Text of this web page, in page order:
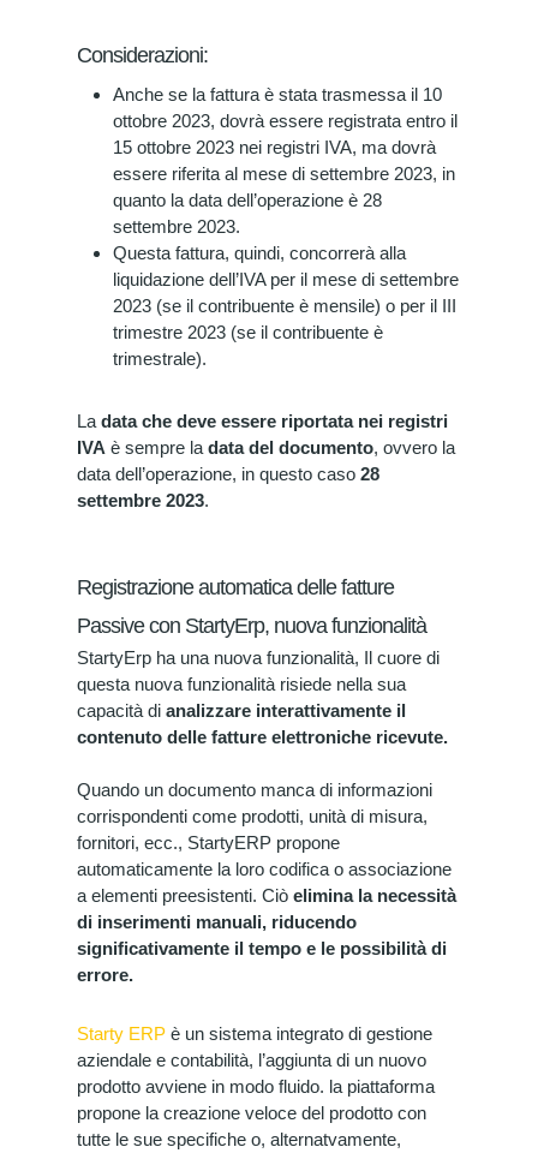
Considerazioni:
Anche se la fattura è stata trasmessa il 10
ottobre 2023, dovrà essere registrata entro il
15 ottobre 2023 nei registri IVA, ma dovrà
essere riferita al mese di settembre 2023, in
quanto la data dell’operazione è 28
settembre 2023.
Questa fattura, quindi, concorrerà alla
liquidazione dell’IVA per il mese di settembre
2023 (se il contribuente è mensile) o per il III
trimestre 2023 (se il contribuente è
trimestrale).
Ladata che deve essere riportata nei registri
IVA è sempre ladata del documento, ovvero la
data dell’operazione, in questo caso28
settembre 2023.
Registrazione automatica delle fatture
Passive con StartyErp, nuova funzionalità
StartyErp ha una nuova funzionalità, Il cuore di
questa nuova funzionalità risiede nella sua
capacità dianalizzare interattivamente il
contenuto delle fatture elettroniche ricevute.
Quando un documento manca di informazioni
corrispondenti come prodotti, unità di misura,
fornitori, ecc., StartyERP propone
automaticamente la loro codifica o associazione
a elementi preesistenti. Ciòelimina la necessità
di inserimenti manuali, riducendo
significativamente il tempo e le possibilità di
errore.
Starty ERP è un sistema integrato di gestione
aziendale e contabilità, l’aggiunta di un nuovo
prodotto avviene in modo fluido. la piattaforma
propone la creazione veloce del prodotto con
tutte le sue specifiche o, alternatvamente,